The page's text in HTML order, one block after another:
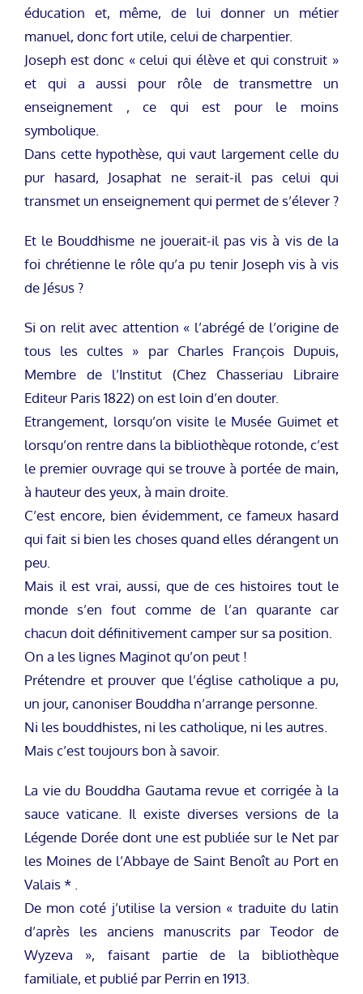
éducation et, même, de lui donner un métier
manuel, donc fort utile, celui de charpentier.
Joseph est donc « celui qui élève et qui construit »
et qui a aussi pour rôle de transmettre un
enseignement , ce qui est pour le moins
symbolique.
Dans cette hypothèse, qui vaut largement celle du
pur hasard, Josaphat ne serait-il pas celui qui
transmet un enseignement qui permet de s’élever ?
Et le Bouddhisme ne jouerait-il pas vis à vis de la
foi chrétienne le rôle qu’a pu tenir Joseph vis à vis
de Jésus ?
Si on relit avec attention « l’abrégé de l’origine de
tous les cultes » par Charles François Dupuis,
Membre de l’Institut (Chez Chasseriau Libraire
Editeur Paris 1822) on est loin d’en douter.
Etrangement, lorsqu’on visite le Musée Guimet et
lorsqu’on rentre dans la bibliothèque rotonde, c’est
le premier ouvrage qui se trouve à portée de main,
à hauteur des yeux, à main droite.
C’est encore, bien évidemment, ce fameux hasard
qui fait si bien les choses quand elles dérangent un
peu.
Mais il est vrai, aussi, que de ces histoires tout le
monde s’en fout comme de l’an quarante car
chacun doit définitivement camper sur sa position.
On a les lignes Maginot qu’on peut !
Prétendre et prouver que l’église catholique a pu,
un jour, canoniser Bouddha n’arrange personne.
Ni les bouddhistes, ni les catholique, ni les autres.
Mais c’est toujours bon à savoir.
La vie du Bouddha Gautama revue et corrigée à la
sauce vaticane. Il existe diverses versions de la
Légende Dorée dont une est publiée sur le Net par
les Moines de l’Abbaye de Saint Benoît au Port en
Valais * .
De mon coté j’utilise la version « traduite du latin
d’après les anciens manuscrits par Teodor de
Wyzeva », faisant partie de la bibliothèque
familiale, et publié par Perrin en 1913.